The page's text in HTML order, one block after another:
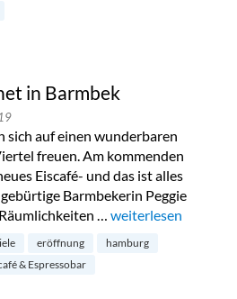
in Barmbek
sich auf einen wunderbaren
freuen. Am kommenden
Eiscafé- und das ist alles
Barmbekerin Peggie
… „Eiscafé P5 eröffnet
weiterlesen
eröffnung
hamburg
& Espressobar